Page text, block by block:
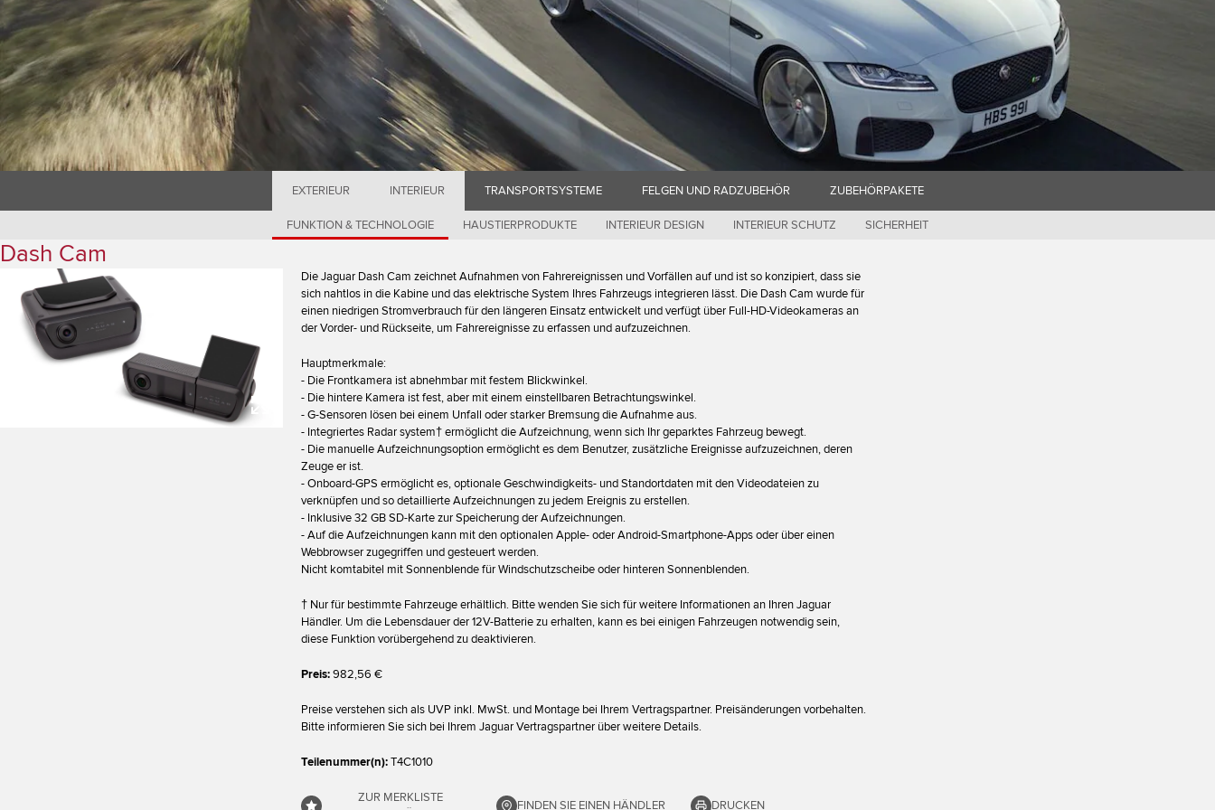
EXTERIEUR INTERIEUR TRANSPORTSYSTEME FELGEN UND RADZUBEHÖR ZUBEHÖRPAKETE
FUNKTION & TECHNOLOGIE HAUSTIERPRODUKTE INTERIEUR DESIGN INTERIEUR SCHUTZ SICHERHEIT
Dash Cam
Die Jaguar Dash Cam zeichnet Aufnahmen von Fahrereignissen und Vorfällen auf und ist so konzipiert, dass sie
sich nahtlos in die Kabine und das elektrische System Ihres Fahrzeugs integrieren lässt. Die Dash Cam wurde für
einen niedrigen Stromverbrauch für den längeren Einsatz entwickelt und verfügt über Full-HD-Videokameras an
der Vorder- und Rückseite, um Fahrereignisse zu erfassen und aufzuzeichnen.
Hauptmerkmale:
- Die Frontkamera ist abnehmbar mit festem Blickwinkel.
- Die hintere Kamera ist fest, aber mit einem einstellbaren Betrachtungswinkel.
- G-Sensoren lösen bei einem Unfall oder starker Bremsung die Aufnahme aus.
- Integriertes Radar system† ermöglicht die Aufzeichnung, wenn sich Ihr geparktes Fahrzeug bewegt.
- Die manuelle Aufzeichnungsoption ermöglicht es dem Benutzer, zusätzliche Ereignisse aufzuzeichnen, deren
Zeuge er ist.
- Onboard-GPS ermöglicht es, optionale Geschwindigkeits- und Standortdaten mit den Videodateien zu
verknüpfen und so detaillierte Aufzeichnungen zu jedem Ereignis zu erstellen.
- Inklusive 32 GB SD-Karte zur Speicherung der Aufzeichnungen.
- Auf die Aufzeichnungen kann mit den optionalen Apple- oder Android-Smartphone-Apps oder über einen
Webbrowser zugegriffen und gesteuert werden.
Nicht komtabitel mit Sonnenblende für Windschutzscheibe oder hinteren Sonnenblenden.
† Nur für bestimmte Fahrzeuge erhältlich. Bitte wenden Sie sich für weitere Informationen an Ihren Jaguar
Händler. Um die Lebensdauer der 12V-Batterie zu erhalten, kann es bei einigen Fahrzeugen notwendig sein,
diese Funktion vorübergehend zu deaktivieren.
Preis:982,56 €
Preise verstehen sich als UVP inkl. MwSt. und Montage bei Ihrem Vertragspartner. Preisänderungen vorbehalten.
Bitte informieren Sie sich bei Ihrem Jaguar Vertragspartner über weitere Details.
Teilenummer(n):T4C1010
ZUR MERKLISTE
FINDEN SIE EINEN HÄNDLER DRUCKEN